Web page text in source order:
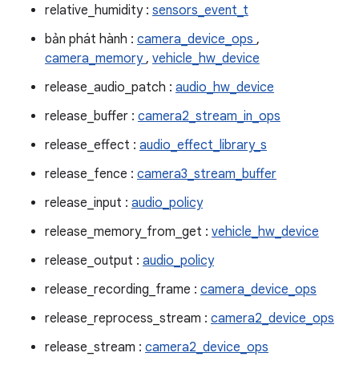
relative_humidity : sensors_event_t
bản phát hành : camera_device_ops ,
camera_memory, vehicle_hw_device
release_audio_patch : audio_hw_device
release_buffer : camera2_stream_in_ops
release_effect : audio_effect_library_s
release_fence : camera3_stream_buffer
release_input : audio_policy
release_memory_from_get : vehicle_hw_device
release_output : audio_policy
release_recording_frame : camera_device_ops
release_reprocess_stream : camera2_device_ops
release_stream : camera2_device_ops